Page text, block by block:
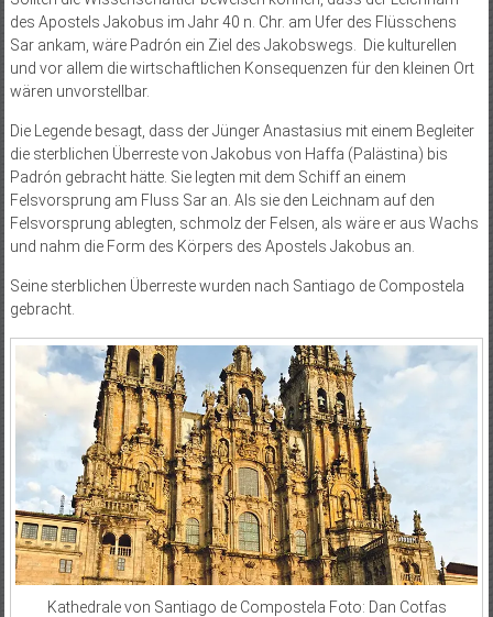
des Apostels Jakobus im Jahr 40 n. Chr. am Ufer des Flüsschens
Sar ankam, wäre Padrón ein Ziel des Jakobswegs. Die kulturellen
und vor allem die wirtschaftlichen Konsequenzen für den kleinen Ort
wären unvorstellbar.
Die Legende besagt, dass der Jünger Anastasius mit einem Begleiter
die sterblichen Überreste von Jakobus von Haffa (Palästina) bis
Padrón gebracht hätte. Sie legten mit dem Schiff an einem
Felsvorsprung am Fluss Sar an. Als sie den Leichnam auf den
Felsvorsprung ablegten, schmolz der Felsen, als wäre er aus Wachs
und nahm die Form des Körpers des Apostels Jakobus an.
Seine sterblichen Überreste wurden nach Santiago de Compostela
gebracht.
Kathedrale von Santiago de Compostela Foto: Dan Cotfas